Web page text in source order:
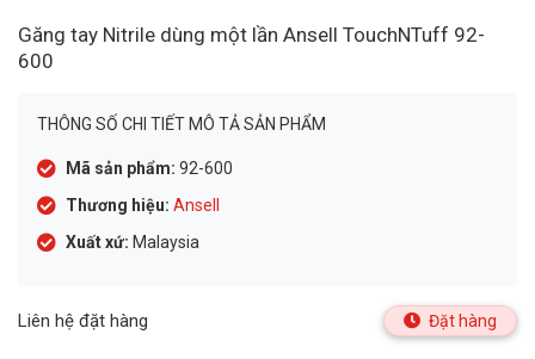
Găng tay Nitrile dùng một lần Ansell TouchNTuff 92-
600
THÔNG SỐ CHI TIẾT MÔ TẢ SẢN PHẨM
Mã sản phẩm: 92-600
Thương hiệu: Ansell
Xuất xứ: Malaysia
Liên hệ đặt hàng Đặt hàng